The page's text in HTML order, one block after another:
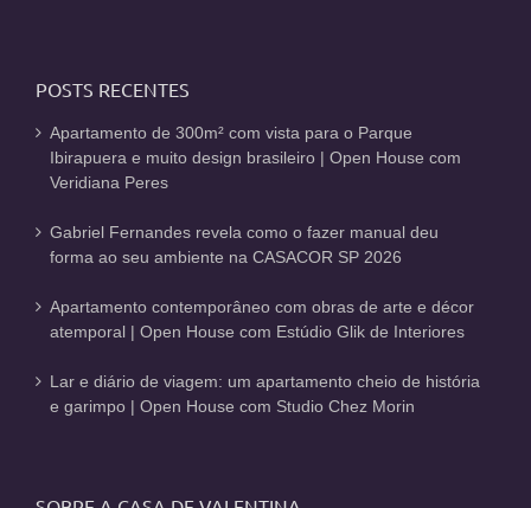
POSTS RECENTES
Apartamento de 300m² com vista para o Parque
Ibirapuera e muito design brasileiro | Open House com
Veridiana Peres
Gabriel Fernandes revela como o fazer manual deu
forma ao seu ambiente na CASACOR SP 2026
Apartamento contemporâneo com obras de arte e décor
atemporal | Open House com Estúdio Glik de Interiores
Lar e diário de viagem: um apartamento cheio de história
e garimpo | Open House com Studio Chez Morin